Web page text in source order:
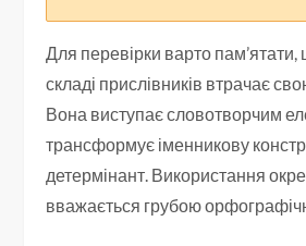
Для перевірки варто
складі прислівників втрачає
Вона виступає словотворчим
трансформує іменникову
детермінант. Використання
вважається грубою